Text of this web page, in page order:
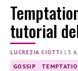
tutorial
LUCREZIA CIOTTI |3
GOSSIP